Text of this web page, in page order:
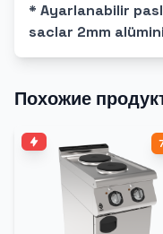
* Ayarlanabilir
saclar 2mm
Похожие